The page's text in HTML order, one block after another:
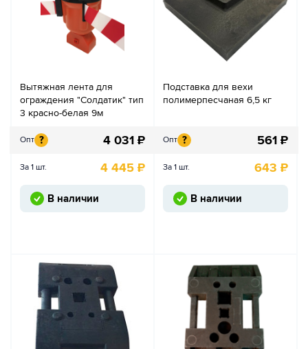
Вытяжная лента для
ограждения "Солдатик" тип
3 красно-белая 9м
Опт ? 4 031 ₽
За 1 шт. 4 445 ₽
В наличии
Подставка для вехи
полимерпесчаная 6,5 кг
Опт ? 561 ₽
За 1 шт. 643 ₽
В наличии